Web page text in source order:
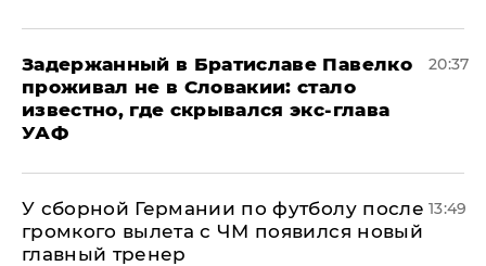
Задержанный в Братиславе Павелко
проживал не в Словакии: стало
известно, где скрывался экс-глава
УАФ
20:37
У сборной Германии по футболу после
громкого вылета с ЧМ появился новый
главный тренер
13:49